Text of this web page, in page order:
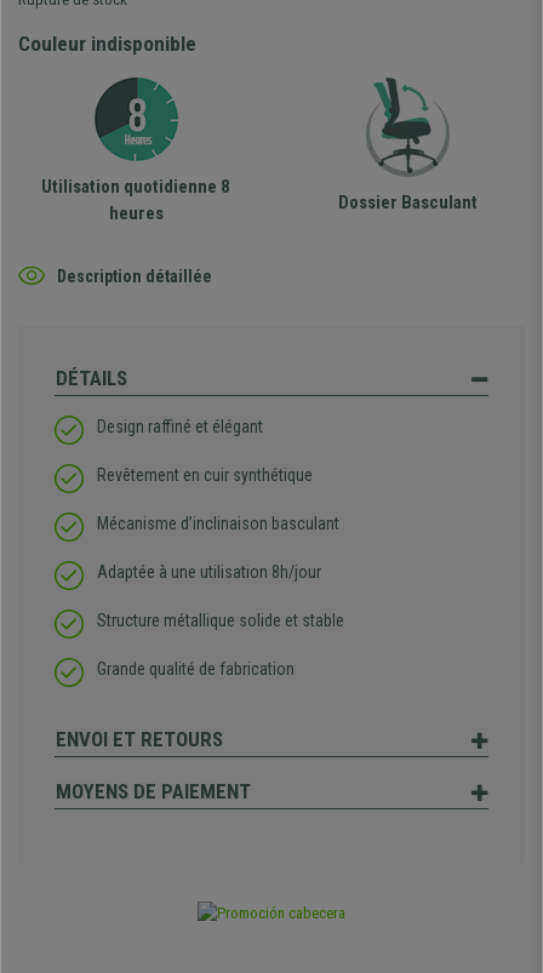
Couleur indisponible
Utilisation quotidienne 8
heures
Dossier Basculant
Description détaillée
DÉTAILS
Design raffiné et élégant
Revêtement en cuir synthétique
Mécanisme d’inclinaison basculant
Adaptée à une utilisation 8h/jour
Structure métallique solide et stable
Grande qualité de fabrication
ENVOI ET RETOURS
MOYENS DE PAIEMENT